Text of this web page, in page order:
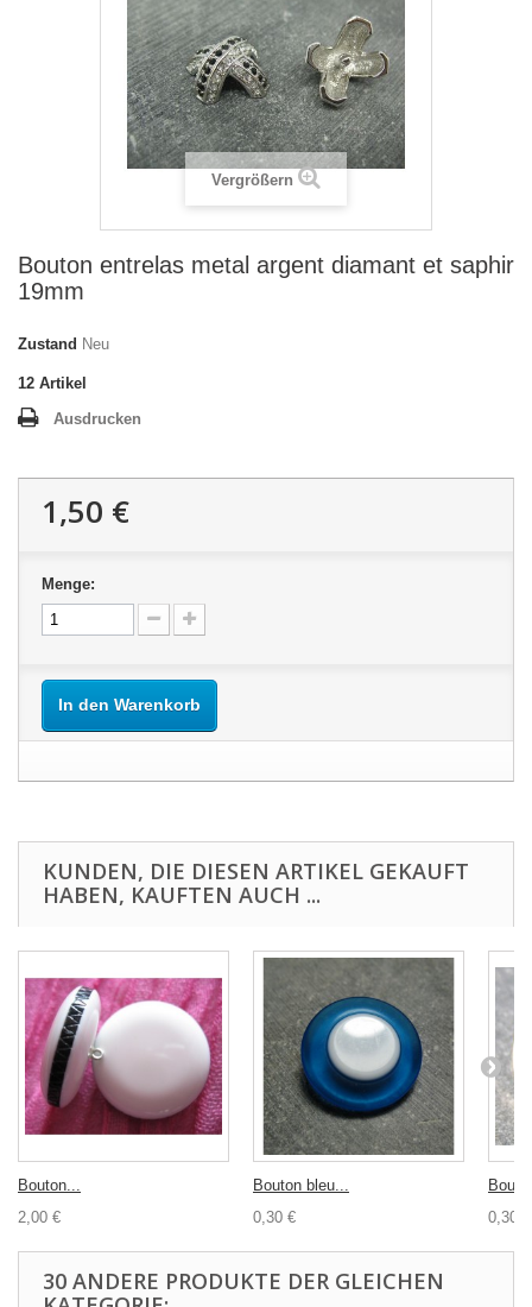
Vergrößern
Bouton entrelas metal argent diamant et saphir
19mm
Zustand Neu
12 Artikel
Ausdrucken
1,50 €
Menge:
In den Warenkorb
KUNDEN, DIE DIESEN ARTIKEL GEKAUFT
HABEN, KAUFTEN AUCH ...
Bouton...
2,00 €
Bouton bleu...
0,30 €
0,30 €
30 ANDERE PRODUKTE DER GLEICHEN